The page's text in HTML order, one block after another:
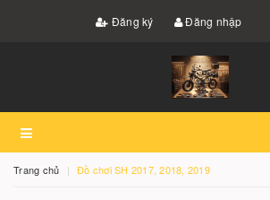
Đăng ký Đăng nhập
Trang chủ Đồ chơi SH 2017, 2018, 2019